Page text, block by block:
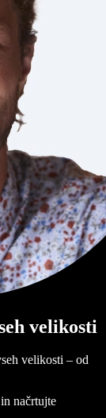
velikosti
velikosti – od
načrtujte